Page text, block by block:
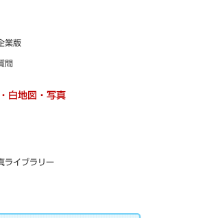
業版
問
白地図・写真
ライブラリー